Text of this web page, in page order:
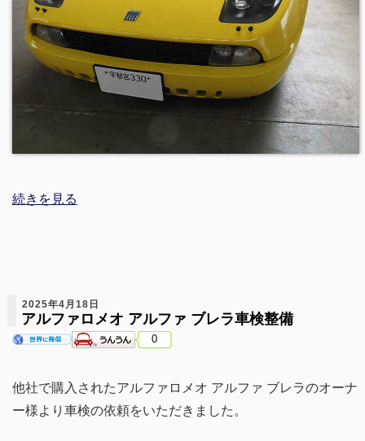
続きを見る
2025年4月18日
アルファロメオ アルファ ブレラ車検整備
0
他社で購入されたアルファロメオ アルファ ブレラのオーナ
ー様より車検の依頼をいただきました。